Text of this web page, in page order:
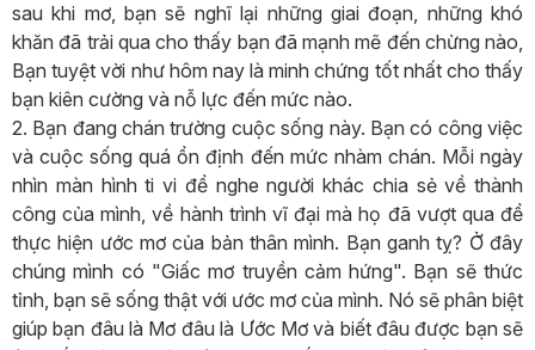
sau khi mơ, bạn sẽ nghĩ lại những giai đoạn, những khó
khăn đã trải qua cho thấy bạn đã mạnh mẽ đến chừng nào,
Bạn tuyệt vời như hôm nay là minh chứng tốt nhất cho thấy
bạn kiên cường và nỗ lực đến mức nào.
2. Bạn đang chán trường cuộc sống này. Bạn có công việc
và cuộc sống quá ổn định đến mức nhàm chán. Mỗi ngày
nhìn màn hình ti vi để nghe người khác chia sẻ về thành
công của mình, về hành trình vĩ đại mà họ đã vượt qua để
thực hiện ước mơ của bản thân mình. Bạn ganh tỵ? Ở đây
chúng mình có "Giấc mơ truyền cảm hứng". Bạn sẽ thức
tỉnh, bạn sẽ sống thật với ước mơ của mình. Nó sẽ phân biệt
giúp bạn đâu là Mơ đâu là Ước Mơ và biết đâu được bạn sẽ